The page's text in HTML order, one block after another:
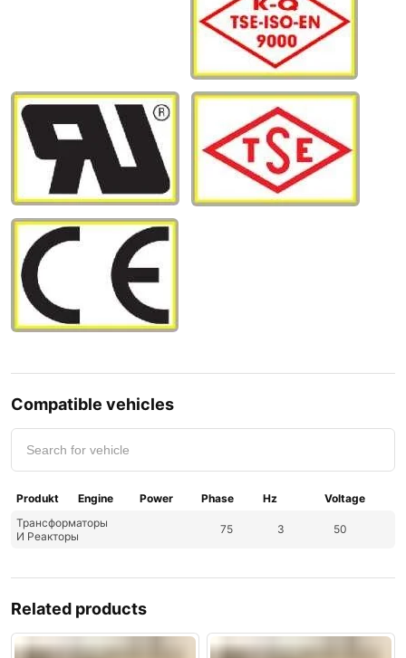
Compatible vehicles
Produkt Engine Power Phase Hz
Voltage
Трансформаторы
И Реакторы
75 3 50
Related products